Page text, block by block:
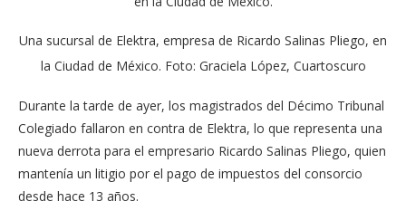
Una sucursal de Elektra, empresa de Ricardo Salinas Pliego, en
la Ciudad de México. Foto: Graciela López, Cuartoscuro
Durante la tarde de ayer, los magistrados del Décimo Tribunal
Colegiado fallaron en contra de Elektra, lo que representa una
nueva derrota para el empresario Ricardo Salinas Pliego, quien
mantenía un litigio por el pago de impuestos del consorcio
desde hace 13 años.